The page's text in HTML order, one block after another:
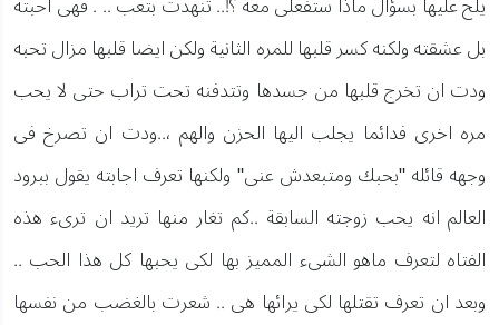
بل عشقته ولكنه كسر قلبها للمره الثانية ولكن ايضا قلبها مزال تحبه
ودت ان تخرج قلبها من جسدها وتتدفنه تحت تراب حتى لا يحب
مره اخرى فدائما يجلب اليها الحزن والهم ،..ودت ان تصرخ فى
وجهه قائله "بحبك ومتبعدش عنى" ولكنها تعرف اجابته يقول ببرود
العالم انه يحب زوجته السابقة ..كم تغار منها تريد ان ترىء هذه
الفتاه لتعرف ماهو الشىء المميز بها لكى يحبها كل هذا الحب ..
وبعد ان تعرف تقتلها لكى يرائها هى .. شعرت بالغضب من نفسها